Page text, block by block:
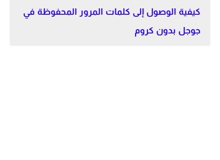
كيفية الوصول إلى كلمات المرور المحفوظة في
جوجل بدون كروم